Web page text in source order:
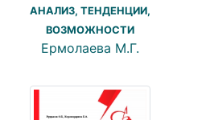
АНАЛИЗ, ТЕНДЕНЦИИ,
ВОЗМОЖНОСТИ
Ермолаева М.Г.